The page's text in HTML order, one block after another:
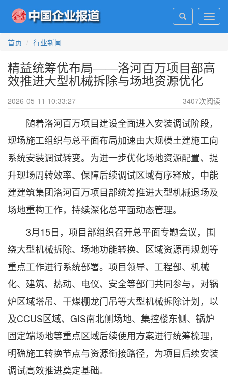
首页
行业新闻
精益统筹优布局——洛河百万项目部高
效推进大型机械拆除与场地资源优化
2026-05-11 10:33:27 3407次阅读
随着洛河百万项目建设全面进入安装调试阶段，
现场施工组织与总平面布局加速由大规模土建施工向
系统安装调试转变。为进一步优化场地资源配置、提
升现场周转效率、保障后续调试区域有序释放，中能
建建筑集团洛河百万项目部统筹推进大型机械退场及
场地重构工作，持续深化总平面动态管理。
3月15日，项目部组织召开总平面专题会议，围
绕大型机械拆除、场地功能转换、区域资源再规划等
重点工作进行系统部署。项目领导、工程部、机械
化、建筑、热动、电仪、安全等部门共同参与，对锅
炉区域塔吊、干煤棚龙门吊等大型机械拆除计划，以
及CCUS区域、GIS南北侧场地、集控楼东侧、锅炉
固定端场地等重点区域后续使用方案进行统筹梳理，
明确施工转换节点与资源衔接路径，为项目后续安装
调试高效推进奠定基础。